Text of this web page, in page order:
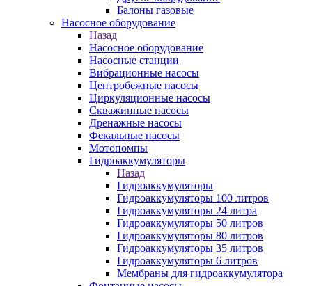
Балоны газовые
Насосное оборудование
Назад
Насосное оборудование
Насосные станции
Вибрационные насосы
Центробежные насосы
Циркуляционные насосы
Скважинные насосы
Дренажные насосы
Фекальные насосы
Мотопомпы
Гидроаккумуляторы
Назад
Гидроаккумуляторы
Гидроаккумуляторы 100 литров
Гидроаккумуляторы 24 литра
Гидроаккумуляторы 50 литров
Гидроаккумуляторы 80 литров
Гидроаккумуляторы 35 литров
Гидроаккумуляторы 6 литров
Мембраны для гидроаккумулятора